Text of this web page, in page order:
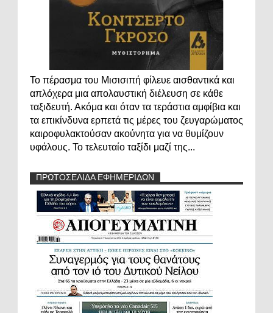
Το πέρασμα του Μισισιπή φίλευε αισθαντικά και
απλόχερα μια απολαυστική διέλευση σε κάθε
ταξιδευτή. Ακόμα και όταν τα τεράστια αμφίβια και
τα επικίνδυνα ερπετά τις μέρες του ζευγαρώματος
καιροφυλακτούσαν ακούνητα για να θυμίζουν
υφάλους. Το τελευταίο ταξίδι μαζί της...
ΠΡΩΤΟΣΕΛΙΔΑ ΕΦΗΜΕΡΙΔΩΝ